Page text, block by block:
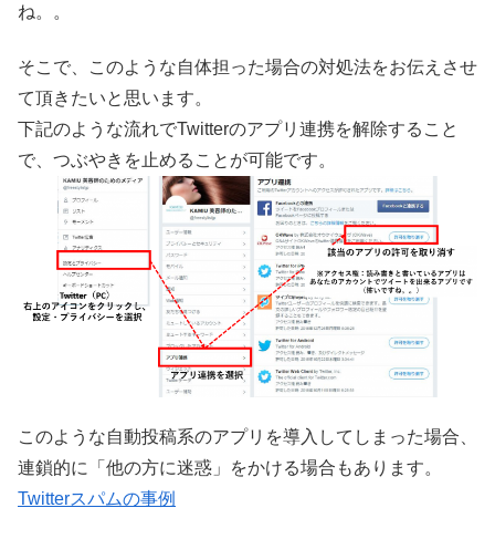
ね。。
そこで、このような自体担った場合の対処法をお伝えさせ
て頂きたいと思います。
下記のような流れでTwitterのアプリ連携を解除すること
で、つぶやきを止めることが可能です。
このような自動投稿系のアプリを導入してしまった場合、
連鎖的に「他の方に迷惑」をかける場合もあります。
Twitterスパムの事例